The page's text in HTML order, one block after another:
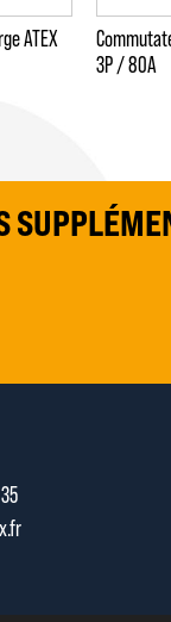
ATEX
3P / 80A